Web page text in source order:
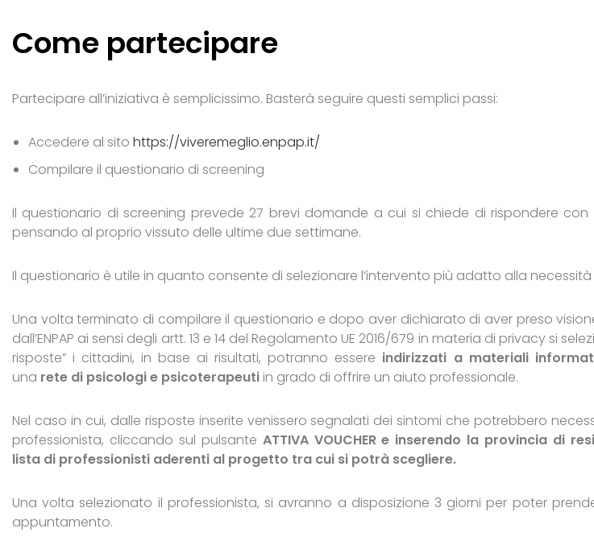
Come partecipare
Partecipare all’iniziativa è semplicissimo. Basterà seguire questi semplici passi:
Accedere al sito https://viveremeglio.enpap.it/
Compilare il questionario di screening
Il questionario di screening prevede 27 brevi domande a cui si chiede di rispondere
pensando al proprio vissuto delle ultime due settimane.
Il questionario è utile in quanto consente di selezionare l’intervento più adatto alla
Una volta terminato di compilare il questionario e dopo aver dichiarato di aver preso
dall’ENPAP ai sensi degli artt. 13 e 14 del Regolamento UE 2016/679 in materia di privacy si
risposte” i cittadini, in base ai risultati, potranno essere indirizzati a materiali
una rete di psicologi e psicoterapeuti in grado di offrire un aiuto professionale.
Nel caso in cui, dalle risposte inserite venissero segnalati dei sintomi che potrebbero
professionista, cliccando sul pulsante ATTIVA VOUCHER e inserendo la provincia di
lista di professionisti aderenti al progetto tra cui si potrà scegliere.
Una volta selezionato il professionista, si avranno a disposizione 3 giorni per poter
appuntamento.